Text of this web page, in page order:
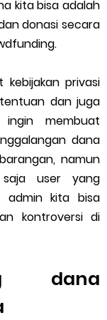
kita bisa adalah
donasi secara
privasi
dan juga
membuat
dana
namun
user yang
admin kita bisa
kontroversi di
dana